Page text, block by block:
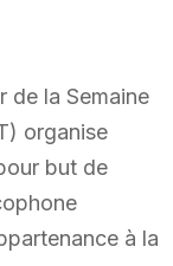
de la Semaine
organise
but de
à la